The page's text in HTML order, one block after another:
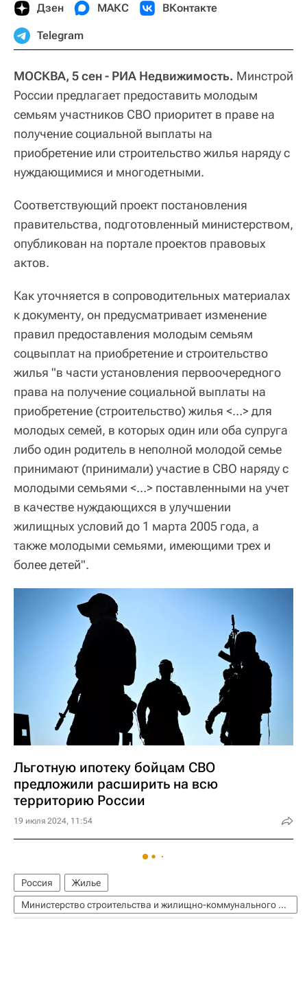
Дзен МАКС ВКонтакте
Telegram
МОСКВА, 5 сен - РИА Недвижимость. Минстрой
России предлагает предоставить молодым
семьям участников СВО приоритет в праве на
получение социальной выплаты ‎на
приобретение или строительство жилья наряду с
нуждающимися и многодетными.
Соответствующий проект постановления
правительства, подготовленный министерством,
опубликован на портале проектов правовых
актов.
Как уточняется в сопроводительных материалах
к документу, он предусматривает изменение
правил предоставления молодым семьям
соцвыплат на приобретение и строительство
жилья "в части установления первоочередного
права на получение социальной выплаты ‎на
приобретение (строительство) жилья <…> для
молодых семей, в которых один или оба супруга
либо один родитель в неполной молодой семье
принимают (принимали) участие в СВО наряду с
молодыми ‎семьями <…> поставленными на учет
в качестве нуждающихся в улучшении
жилищных условий до 1 марта 2005 года, а
также молодыми семьями, имеющими трех и
более детей".
Льготную ипотеку бойцам СВО
предложили расширить на всю
территорию России
19 июля 2024, 11:54
Россия
Жилье
Министерство строительства и жилищно-коммунального хозяйства РФ (Минстрой России)